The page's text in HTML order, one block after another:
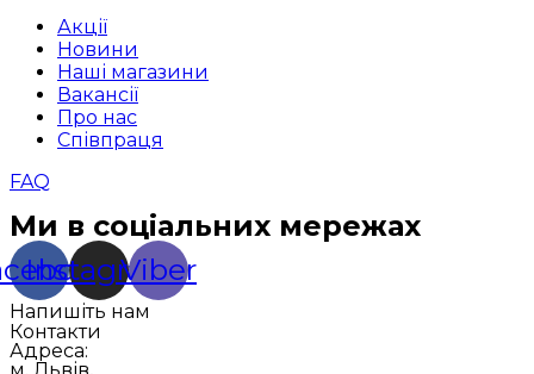
Акції
Новини
Наші магазини
Вакансії
Про нас
Співпраця
FAQ
Ми в соціальних мережах
Instagram
Viber
Напишіть нам
Контакти
Адреса: